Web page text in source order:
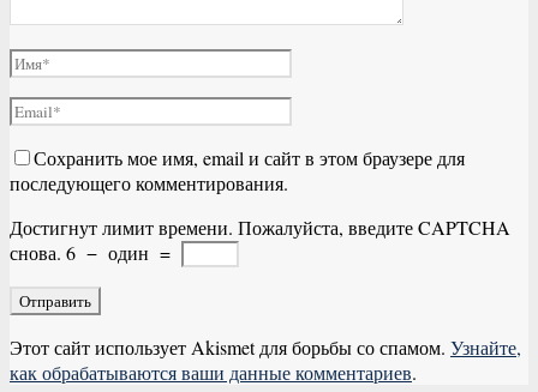
Сохранить мое имя, email и сайт в этом браузере для
последующего комментирования.
Достигнут лимит времени. Пожалуйста, введите CAPTCHA
снова. 6 − один =
Этот сайт использует Akismet для борьбы со спамом. Узнайте,
как обрабатываются ваши данные комментариев.